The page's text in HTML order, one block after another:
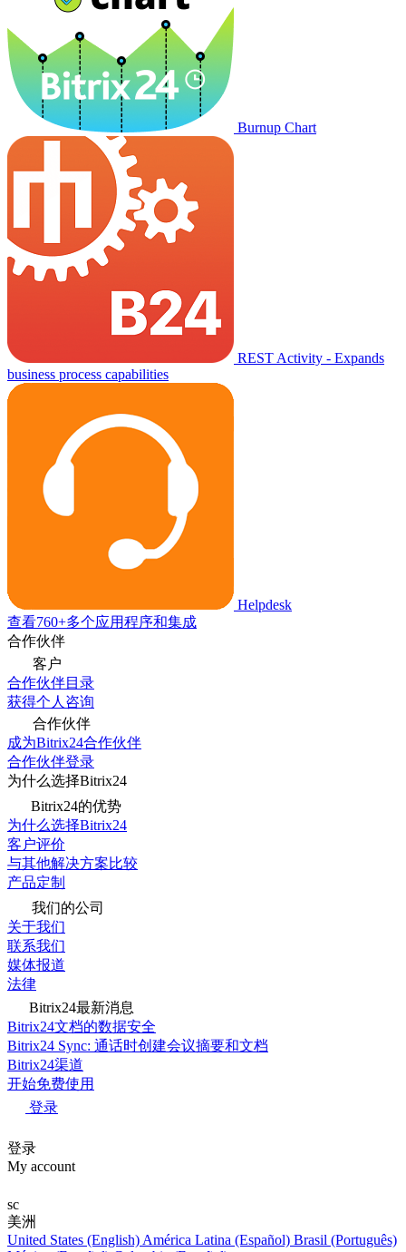
Burnup Chart
REST Activity - Expands
business process capabilities
Helpdesk
查看760+多个应用程序和集成
合作伙伴
客户
合作伙伴目录
获得个人咨询
合作伙伴
成为Bitrix24合作伙伴
合作伙伴登录
为什么选择Bitrix24
Bitrix24的优势
为什么选择Bitrix24
客户评价
与其他解决方案比较
产品定制
我们的公司
关于我们
联系我们
媒体报道
法律
Bitrix24最新消息
Bitrix24文档的数据安全
Bitrix24 Sync: 通话时创建会议摘要和文档
Bitrix24渠道
开始免费使用
登录
登录
My account
sc
美洲
United States (English) América Latina (Español) Brasil (Português)